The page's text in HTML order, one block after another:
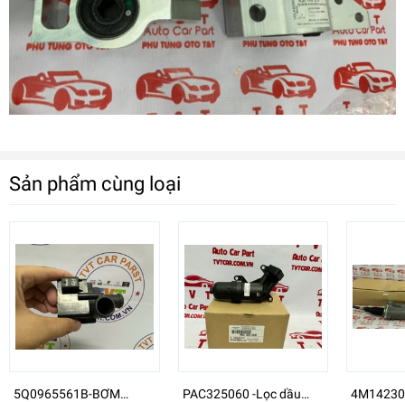
Sản phẩm cùng loại
5Q0965561B-BƠM
PAC325060 -Lọc dầu